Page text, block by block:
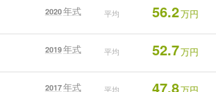
2020年式 平均 56.2万円
2019年式 平均 52.7万円
2017年式 平均 47.8